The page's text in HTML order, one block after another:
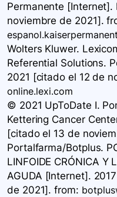
Permanente [Internet].
noviembre de 2021].
Wolters Kluwer.
Referential Solutions.
2021 [citado el 12 de
online.lexi.com
© 2021 UpToDate I.
Kettering Cancer
[citado el 13 de
Portalfarma/Botplus.
LINFOIDE CRÓNICA Y
AGUDA [Internet].
de 2021]. from: